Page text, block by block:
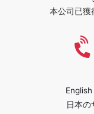
本公司已獲
日本